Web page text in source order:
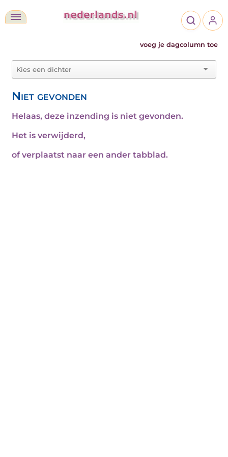
voeg je dagcolumn toe
Niet gevonden
Helaas, deze inzending is niet gevonden.
Het is verwijderd,
of verplaatst naar een ander tabblad.